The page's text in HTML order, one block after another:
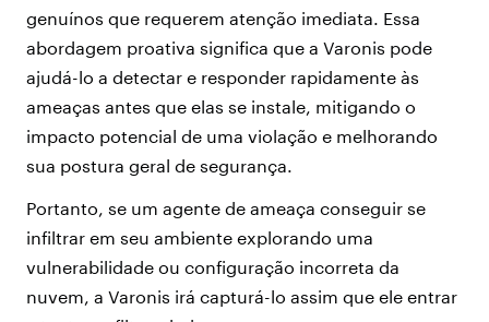
genuínos que requerem atenção imediata. Essa
abordagem proativa significa que a Varonis pode
ajudá-lo a detectar e responder rapidamente às
ameaças antes que elas se instale, mitigando o
impacto potencial de uma violação e melhorando
sua postura geral de segurança.
Portanto, se um agente de ameaça conseguir se
infiltrar em seu ambiente explorando uma
vulnerabilidade ou configuração incorreta da
nuvem, a Varonis irá capturá-lo assim que ele entrar